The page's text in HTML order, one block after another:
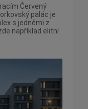
Červený
palác je
s jedněmi z
například elitní